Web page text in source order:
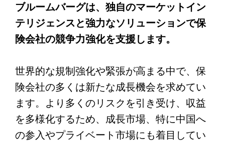
ブルームバーグは、独自のマーケットイン
テリジェンスと強力なソリューションで保
険会社の競争力強化を支援します。
世界的な規制強化や緊張が高まる中で、保
険会社の多くは新たな成長機会を求めてい
ます。より多くのリスクを引き受け、収益
を多様化するため、成長市場、特に中国へ
の参入やプライベート市場にも着目してい